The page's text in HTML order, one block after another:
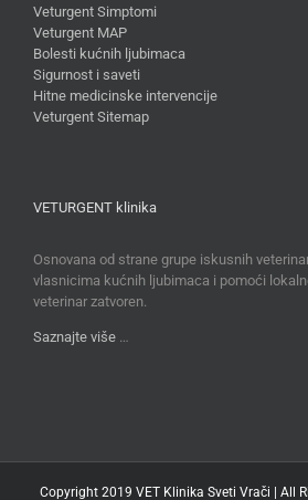
Veturgent Simptomi
Veturgent MAP
Bolesti kućnih ljubimaca
Sigurnost i saveti
Hitne medicinske intervencije
Veturgent Sitemap
VETURGENT klinika
Osnovana od strane grupe iskusnih
vlasnicima kućnih ljubimaca i pomoći
veterinar zatvoren.
Saznajte više …
Copyright 2019 VET Klinika Sveti Vrači | All